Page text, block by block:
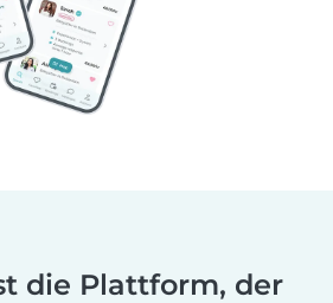
die Plattform, der